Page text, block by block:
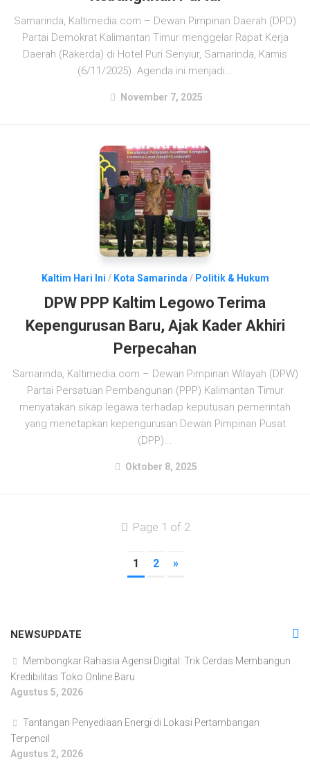
Samarinda, Kaltimedia.com – Dewan Pimpinan Daerah (DPD)
Partai Demokrat Kalimantan Timur menggelar Rapat Kerja
Daerah (Rakerda) di Hotel Puri Senyiur, Samarinda, Kamis
(6/11/2025). Agenda ini menjadi...
November 7, 2025
Kaltim Hari Ini / Kota Samarinda / Politik & Hukum
DPW PPP Kaltim Legowo Terima
Kepengurusan Baru, Ajak Kader Akhiri
Perpecahan
Samarinda, Kaltimedia.com – Dewan Pimpinan Wilayah (DPW)
Partai Persatuan Pembangunan (PPP) Kalimantan Timur
menyatakan sikap legawa terhadap keputusan pemerintah
yang menetapkan kepengurusan Dewan Pimpinan Pusat
(DPP)...
Oktober 8, 2025
Page 1 of 2
1 2 »
NEWSUPDATE
Membongkar Rahasia Agensi Digital: Trik Cerdas Membangun
Kredibilitas Toko Online Baru
Agustus 5, 2026
Tantangan Penyediaan Energi di Lokasi Pertambangan
Terpencil
Agustus 2, 2026